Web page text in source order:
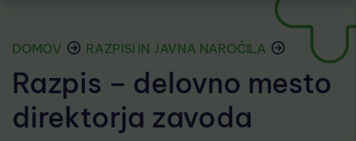
DOMOV RAZPISI IN JAVNA NAROČILA
Razpis – delovno mesto
direktorja zavoda